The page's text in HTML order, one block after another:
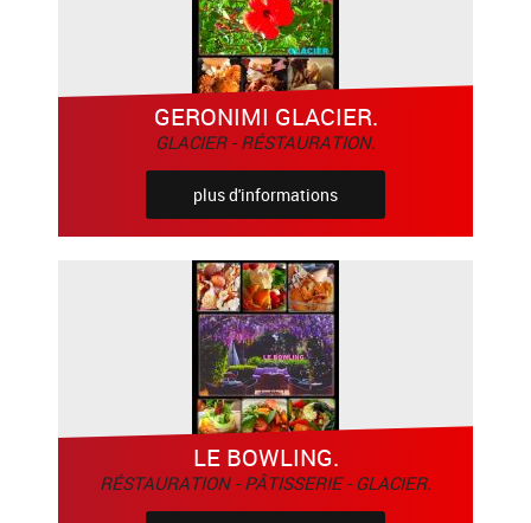
GERONIMI GLACIER.
GLACIER - RÉSTAURATION.
plus d'informations
LE BOWLING.
RÉSTAURATION - PÂTISSERIE - GLACIER.